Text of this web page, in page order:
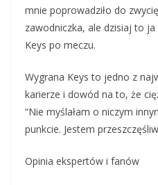
mnie poprowadziło do
zawodniczka, ale dzisiaj to ja
Keys po meczu.
Wygrana Keys to jedno z
karierze i dowód na to, że
“Nie myślałam o niczym
punkcie. Jestem
Opinia ekspertów i fanów